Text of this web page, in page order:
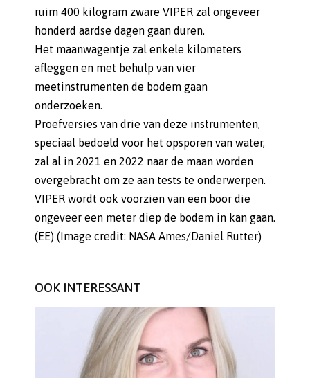
ruim 400 kilogram zware VIPER zal ongeveer
honderd aardse dagen gaan duren.
Het maanwagentje zal enkele kilometers
afleggen en met behulp van vier
meetinstrumenten de bodem gaan
onderzoeken.
Proefversies van drie van deze instrumenten,
speciaal bedoeld voor het opsporen van water,
zal al in 2021 en 2022 naar de maan worden
overgebracht om ze aan tests te onderwerpen.
VIPER wordt ook voorzien van een boor die
ongeveer een meter diep de bodem in kan gaan.
(EE) (Image credit: NASA Ames/Daniel Rutter)
OOK INTERESSANT